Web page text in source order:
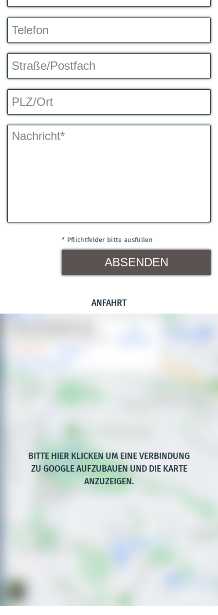
* Pflichtfelder bitte ausfüllen
ANFAHRT
BITTE HIER KLICKEN UM EINE VERBINDUNG
ZU GOOGLE AUFZUBAUEN UND DIE KARTE
ANZUZEIGEN.